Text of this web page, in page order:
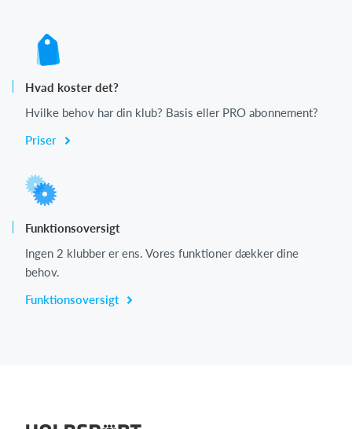
Hvad koster det?
Hvilke behov har din klub? Basis eller PRO abonnement?
Priser
Funktionsoversigt
Ingen 2 klubber er ens. Vores funktioner dækker dine
behov.
Funktionsoversigt